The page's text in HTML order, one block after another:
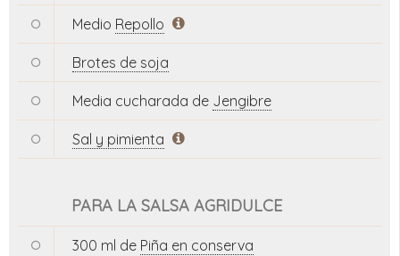
Medio Repollo
Brotes de soja
Media cucharada de Jengibre
Sal y pimienta
PARA LA SALSA AGRIDULCE
300 ml de Piña en conserva